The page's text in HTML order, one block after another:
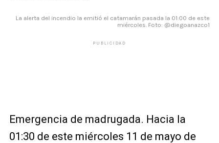
La alerta del incendio la emitió el catamarán pasada la 01:00 de este
miércoles. Foto: @diegoanazco1
PUBLICIDAD
Emergencia de madrugada. Hacia la
01:30 de este miércoles 11 de mayo de